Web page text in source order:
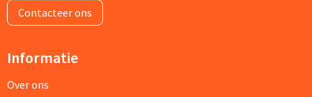
Contacteer ons
Informatie
Over ons